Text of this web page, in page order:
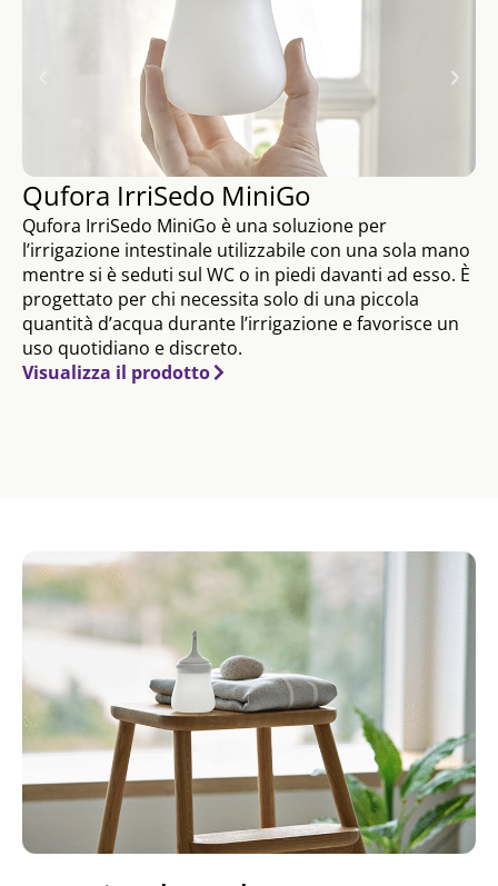
Qufora IrriSedo MiniGo
Qufora IrriSedo MiniGo è una soluzione per
l’irrigazione intestinale utilizzabile con una sola mano
mentre si è seduti sul WC o in piedi davanti ad esso. È
progettato per chi necessita solo di una piccola
quantità d’acqua durante l’irrigazione e favorisce un
uso quotidiano e discreto.
Visualizza il prodotto